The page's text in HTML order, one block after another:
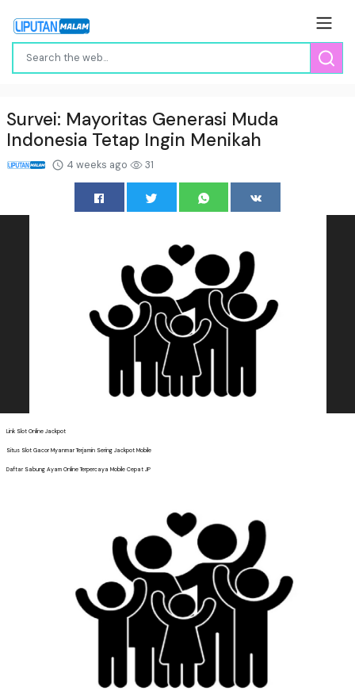
Survei: Mayoritas Generasi Muda
Indonesia Tetap Ingin Menikah
4 weeks ago 31
Link Slot Online Jackpot
Situs Slot Gacor Myanmar Terjamin Sering Jackpot Mobile
Daftar Sabung Ayam Online Terpercaya Mobile Cepat JP